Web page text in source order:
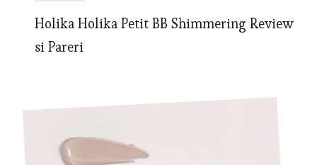
Holika Holika Petit BB Shimmering Review
si Pareri